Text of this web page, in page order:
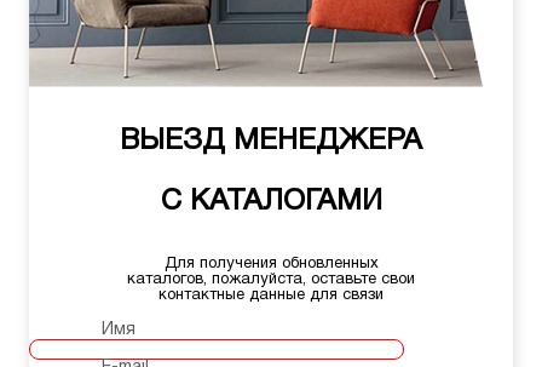
ВЫЕЗД МЕНЕДЖЕРА
С КАТАЛОГАМИ
Для получения обновленных
каталогов, пожалуйста, оставьте свои
контактные данные для связи
Имя